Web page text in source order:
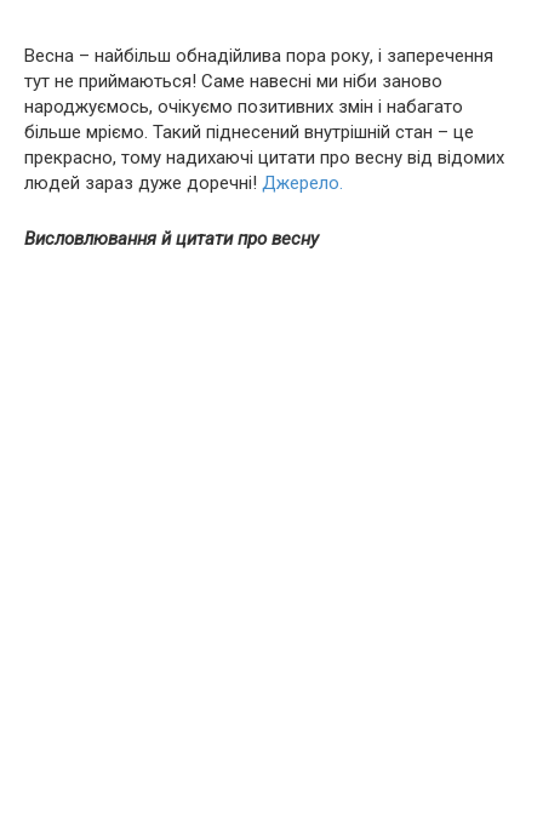
Весна – найбільш обнадійлива пора року, і заперечення
тут не приймаються! Саме навесні ми ніби заново
народжуємось, очікуємо позитивних змін і набагато
більше мріємо. Такий піднесений внутрішній стан – це
прекрасно, тому надихаючі цитати про весну від відомих
людей зараз дуже доречні! Джерело.
Висловлювання й цитати про весну